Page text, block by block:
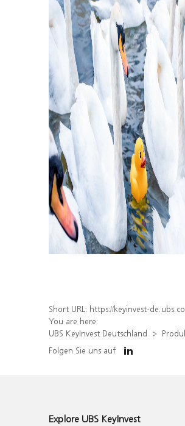
Short URL: https://keyinvest-de.ubs.com/produkt/detail/index/isin/
You are here:
UBS KeyInvest Deutschland
Folgen Sie uns auf
Explore UBS KeyInvest